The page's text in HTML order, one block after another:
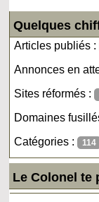
Quelques
Articles publiés :
Annonces en
Sites réformés :
Domaines
Catégories : 114
Le Colonel te